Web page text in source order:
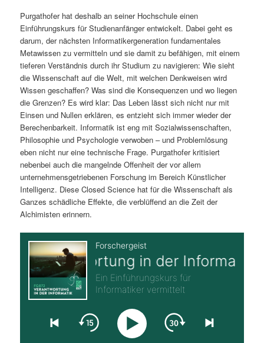
n
Purgathofer hat deshalb an seiner Hochschule einen
Einführungskurs für Studienanfänger entwickelt. Dabei geht es
darum, der nächsten Informatikergeneration fundamentales
Metawissen zu vermitteln und sie damit zu befähigen, mit einem
tieferen Verständnis durch ihr Studium zu navigieren: Wie sieht
die Wissenschaft auf die Welt, mit welchen Denkweisen wird
Wissen geschaffen? Was sind die Konsequenzen und wo liegen
die Grenzen? Es wird klar: Das Leben lässt sich nicht nur mit
Einsen und Nullen erklären, es entzieht sich immer wieder der
Berechenbarkeit. Informatik ist eng mit Sozialwissenschaften,
Philosophie und Psychologie verwoben – und Problemlösung
eben nicht nur eine technische Frage. Purgathofer kritisiert
nebenbei auch die mangelnde Offenheit der vor allem
unternehmensgetriebenen Forschung im Bereich Künstlicher
Intelligenz. Diese Closed Science hat für die Wissenschaft als
Ganzes schädliche Effekte, die verblüffend an die Zeit der
Alchimisten erinnern.